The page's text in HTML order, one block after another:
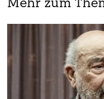
Mehr zum